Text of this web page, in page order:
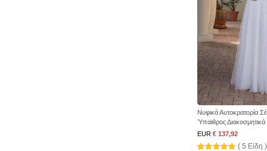
Νυφικά Αυτοκρατορία
Ύπαιθρος
EUR € 137,92
( 5 Είδη )